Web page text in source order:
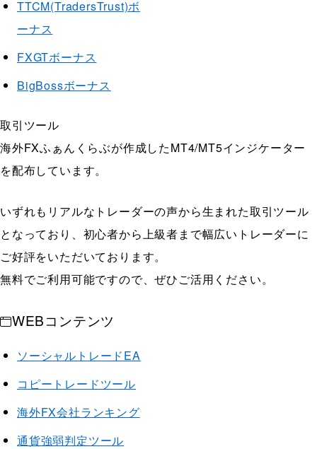
TTCM(TradersTrust)ボ
ーナス
FXGTボーナス
BigBossボーナス
取引ツール
海外FXふぁんくらぶが作成したMT4/MT5インジケーター
を配布しています。
いずれもリアルなトレーダーの声から生まれた取引ツール
となっており、初心者から上級者まで幅広いトレーダーに‎
ご好評をいただいております。
無料でご利用可能ですので、ぜひご活用ください。
WEBコンテンツ
ソーシャルトレードEA
コピートレードツール
海外FX会社ランキング
通貨強弱判定ツール